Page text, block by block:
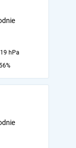
hPa
56%